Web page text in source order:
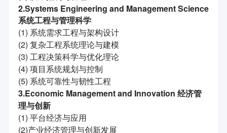
2.Systems Engineering and Management Science
系统工程与管理科学
(1) 系统需求工程与架构设计
(2) 复杂工程系统理论与建模
(3) 工程决策科学与优化理论
(4) 项目系统规划与控制
(5) 系统可靠性与韧性工程
3.Economic Management and Innovation 经济管
理与创新
(1) 平台经济与应用
(2)产业经济管理与创新发展